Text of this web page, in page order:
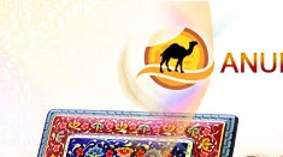
Central Asian